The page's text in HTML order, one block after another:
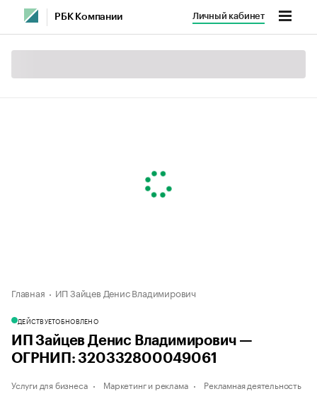
РБК Компании Личный кабинет
Главная ИП Зайцев Денис Владимирович
ДЕЙСТВУЕТОБНОВЛЕНО
ИП Зайцев Денис Владимирович —
ОГРНИП: 320332800049061
Услуги для бизнеса Маркетинг и реклама Рекламная деятельность